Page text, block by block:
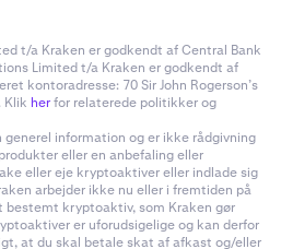
t/a Kraken er godkendt af Central Bank
Limited t/a Kraken er godkendt af
kontoradresse: 70 Sir John Rogerson’s
Klik herfor relaterede politikker og
information og er ikke rådgivning
eller en anbefaling eller
eller eje kryptoaktiver eller indlade sig
arbejder ikke nu eller i fremtiden på
bestemt kryptoaktiv, som Kraken gør
er uforudsigelige og kan derfor
at du skal betale skat af afkast og/eller